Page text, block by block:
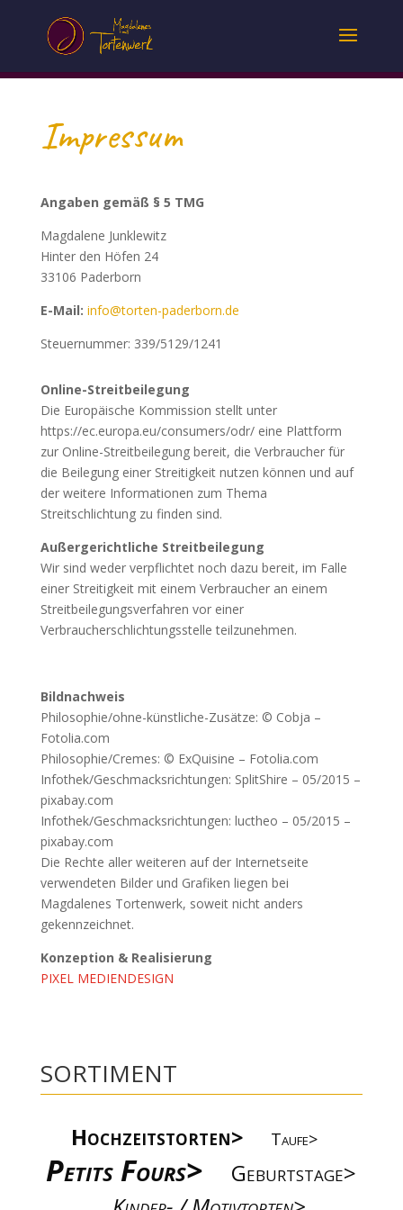
Impressum
Angaben gemäß § 5 TMG
Magdalene Junklewitz
Hinter den Höfen 24
33106 Paderborn
E-Mail: info@torten-paderborn.de
Steuernummer: 339/5129/1241
Online-Streitbeilegung
Die Europäische Kommission stellt unter
https://ec.europa.eu/consumers/odr/ eine Plattform
zur Online-Streitbeilegung bereit, die Verbraucher für
die Beilegung einer Streitigkeit nutzen können und auf
der weitere Informationen zum Thema
Streitschlichtung zu finden sind.
Außergerichtliche Streitbeilegung
Wir sind weder verpflichtet noch dazu bereit, im Falle
einer Streitigkeit mit einem Verbraucher an einem
Streitbeilegungsverfahren vor einer
Verbraucherschlichtungsstelle teilzunehmen.
Bildnachweis
Philosophie/ohne-künstliche-Zusätze: © Cobja –
Fotolia.com
Philosophie/Cremes: © ExQuisine – Fotolia.com
Infothek/Geschmacksrichtungen: SplitShire – 05/2015 –
pixabay.com
Infothek/Geschmacksrichtungen: luctheo – 05/2015 –
pixabay.com
Die Rechte aller weiteren auf der Internetseite
verwendeten Bilder und Grafiken liegen bei
Magdalenes Tortenwerk, soweit nicht anders
gekennzeichnet.
Konzeption & Realisierung
PIXEL MEDIENDESIGN
SORTIMENT
Hochzeitstorten> Taufe>
Petits Fours>
Geburtstage>